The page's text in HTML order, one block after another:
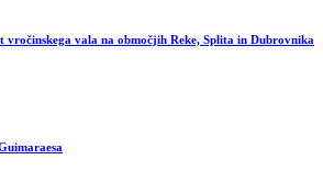
vročinskega vala na območjih Reke, Splita in Dubrovnika